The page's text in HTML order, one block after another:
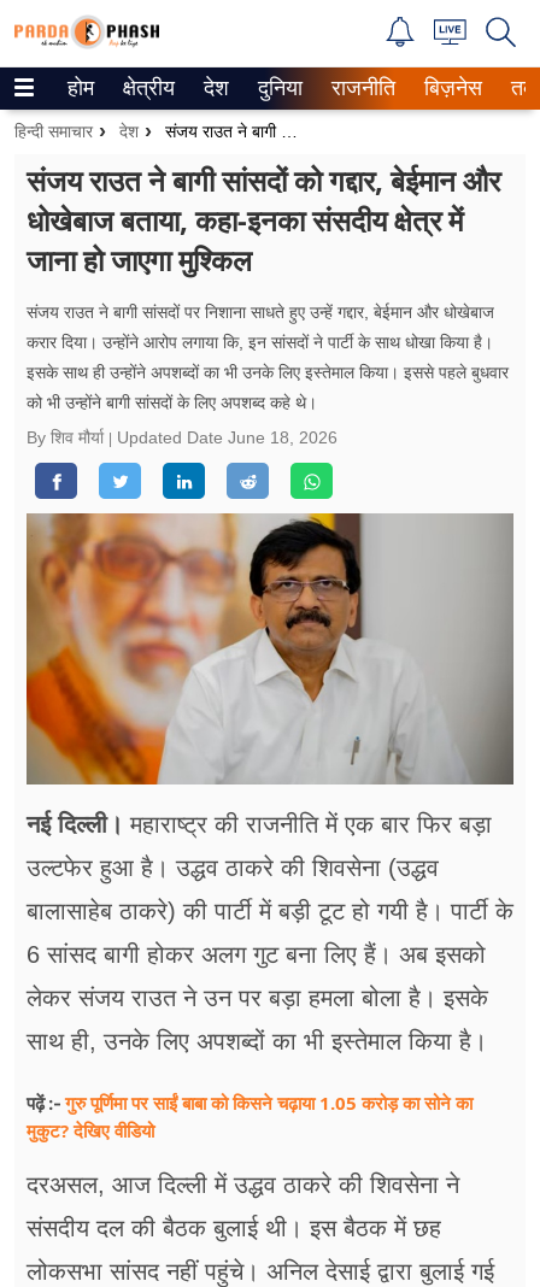
Trending on Google News
ePaper
वेब स्टोरीज
उत्तर प्रदेश
गैलरी
वीडियो
रिलेशनशिप
जीवन मंत्रा
फूड
सेहत
ब्‍यूटी
जॉब्स
अन्य खबरें
होम क्षेत्रीय देश दुनिया राजनीति बिज़नेस
हिन्दी समाचार देश
संजय राउत ने बागी सांसदों को गद्दार, बेईमान और
धोखेबाज बताया, कहा-इनका संसदीय क्षेत्र में
जाना हो जाएगा मुश्किल
संजय राउत ने बागी सांसदों पर निशाना साधते हुए उन्हें गद्दार, बेईमान और धोखेबाज
करार दिया। उन्होंने आरोप लगाया कि, इन सांसदों ने पार्टी के साथ धोखा किया है।
इसके साथ ही उन्होंने अपशब्दों का भी उनके लिए इस्तेमाल किया। इससे पहले बुधवार
को भी उन्होंने बागी सांसदों के लिए अपशब्द कहे थे।
By शिव मौर्या
Updated Date June 18, 2026
नई दिल्ली। महाराष्ट्र की राजनीति में एक बार फिर बड़ा
उल्टफेर हुआ है। उद्धव ठाकरे की शिवसेना (उद्धव
बालासाहेब ठाकरे) की पार्टी में बड़ी टूट हो गयी है। पार्टी के
6 सांसद बागी होकर अलग गुट बना लिए हैं। अब इसको
लेकर संजय राउत ने उन पर बड़ा हमला बोला है। इसके
साथ ही, उनके लिए अपशब्दों का भी इस्तेमाल किया है।
पढ़ें :-गुरु पूर्णिमा पर साईं बाबा को किसने चढ़ाया 1.05 करोड़ का सोने का
मुकुट? देखिए वीडियो
दरअसल, आज दिल्ली में उद्धव ठाकरे की शिवसेना ने
संसदीय दल की बैठक बुलाई थी। इस बैठक में छह
लोकसभा सांसद नहीं पहुंचे। अनिल देसाई द्वारा बुलाई गई